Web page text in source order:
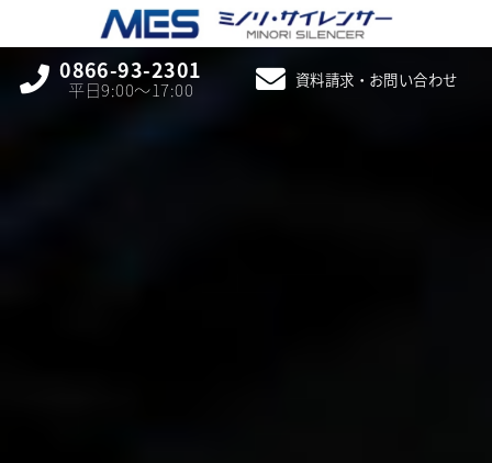
0866-93-2301
平日9:00〜17:00 資料請求・お問い合わせ